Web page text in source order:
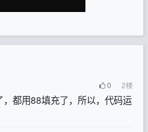
0 2楼
都用88填充了，所以，代码运